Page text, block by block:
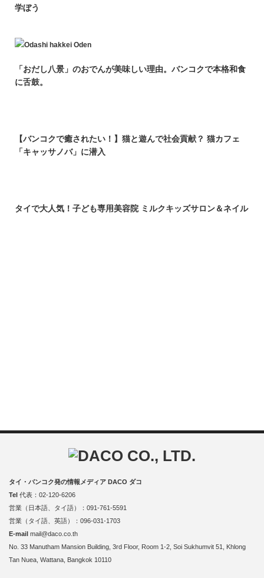
学ぼう
「おだし八景」のおでんが美味しい理由。バンコクで本格和食
に舌鼓。
【バンコクで癒されたい！】猫と遊んで社会貢献？ 猫カフェ
「キャッサノバ」に潜入
タイで大人気！子ども専用美容院 ミルクキッズサロン＆ネイル
タイ・バンコク発の情報メディア DACO ダコ
Tel 代表：02-120-6206
営業（日本語、タイ語）：091-761-5591
営業（タイ語、英語）：096-031-1703
E-mail mail@daco.co.th
No. 33 Manutham Mansion Building, 3rd Floor, Room 1-2, Soi Sukhumvit 51, Khlong
Tan Nuea, Wattana, Bangkok 10110